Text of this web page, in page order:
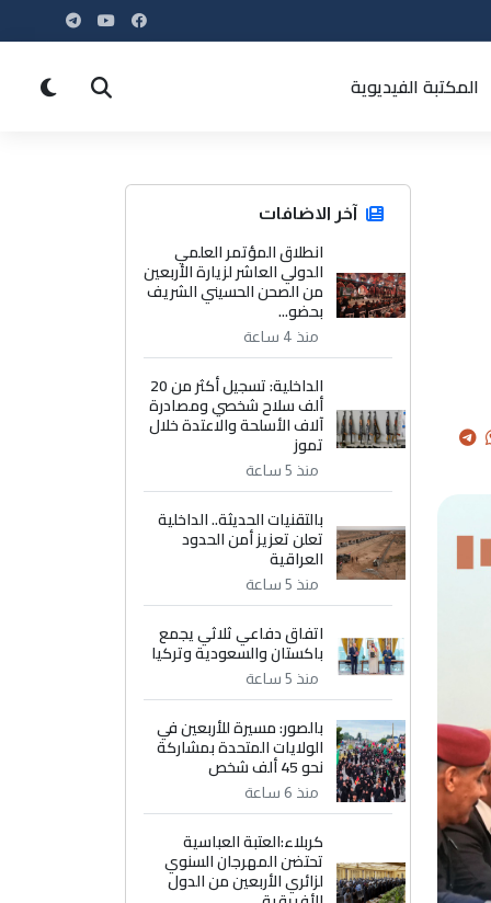
المكتبة الفيديوية
آخر الاضافات
انطلاق المؤتمر العلمي
الدولي العاشر لزيارة الأربعين
من الصحن الحسيني الشريف
بحضو...
منذ 4 ساعة
الداخلية: تسجيل أكثر من 20
ألف سلاح شخصي ومصادرة
آلاف الأسلحة والاعتدة خلال
تموز
منذ 5 ساعة
بالتقنيات الحديثة.. الداخلية
تعلن تعزيز أمن الحدود
العراقية
منذ 5 ساعة
اتفاق دفاعي ثلاثي يجمع
باكستان والسعودية وتركيا
منذ 5 ساعة
بالصور: مسيرة للأربعين في
الولايات المتحدة بمشاركة
نحو 45 ألف شخص
منذ 6 ساعة
كربلاء:العتبة العباسية
تحتضن المهرجان السنوي
لزائري الأربعين من الدول